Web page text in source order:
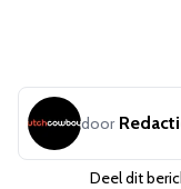
door
Deel dit